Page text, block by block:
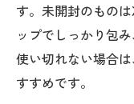
す。未開封のもの
ップでしっかり包
使い切れない場合
すすめです。